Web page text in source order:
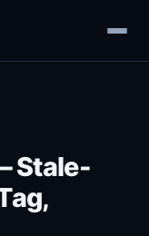
Stale-